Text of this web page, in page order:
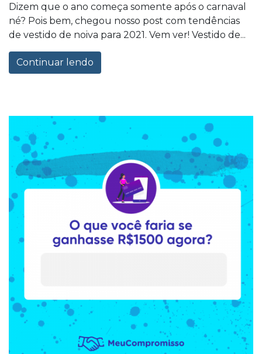
Dizem que o ano começa somente após o carnaval
né? Pois bem, chegou nosso post com tendências
de vestido de noiva para 2021. Vem ver! Vestido de...
Continuar lendo